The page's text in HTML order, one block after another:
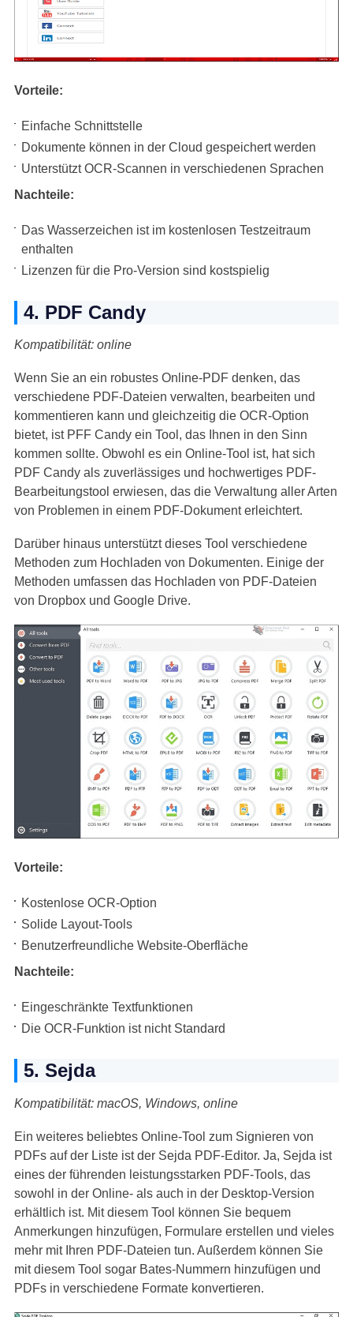
Vorteile:
Einfache Schnittstelle
Dokumente können in der Cloud gespeichert werden
Unterstützt OCR-Scannen in verschiedenen Sprachen
Nachteile:
Das Wasserzeichen ist im kostenlosen Testzeitraum
enthalten
Lizenzen für die Pro-Version sind kostspielig
4. PDF Candy
Kompatibilität: online
Wenn Sie an ein robustes Online-PDF denken, das
verschiedene PDF-Dateien verwalten, bearbeiten und
kommentieren kann und gleichzeitig die OCR-Option
bietet, ist PFF Candy ein Tool, das Ihnen in den Sinn
kommen sollte. Obwohl es ein Online-Tool ist, hat sich
PDF Candy als zuverlässiges und hochwertiges PDF-
Bearbeitungstool erwiesen, das die Verwaltung aller Arten
von Problemen in einem PDF-Dokument erleichtert.
Darüber hinaus unterstützt dieses Tool verschiedene
Methoden zum Hochladen von Dokumenten. Einige der
Methoden umfassen das Hochladen von PDF-Dateien
von Dropbox und Google Drive.
Vorteile:
Kostenlose OCR-Option
Solide Layout-Tools
Benutzerfreundliche Website-Oberfläche
Nachteile:
Eingeschränkte Textfunktionen
Die OCR-Funktion ist nicht Standard
5. Sejda
Kompatibilität: macOS, Windows, online
Ein weiteres beliebtes Online-Tool zum Signieren von
PDFs auf der Liste ist der Sejda PDF-Editor. Ja, Sejda ist
eines der führenden leistungsstarken PDF-Tools, das
sowohl in der Online- als auch in der Desktop-Version
erhältlich ist. Mit diesem Tool können Sie bequem
Anmerkungen hinzufügen, Formulare erstellen und vieles
mehr mit Ihren PDF-Dateien tun. Außerdem können Sie
mit diesem Tool sogar Bates-Nummern hinzufügen und
PDFs in verschiedene Formate konvertieren.